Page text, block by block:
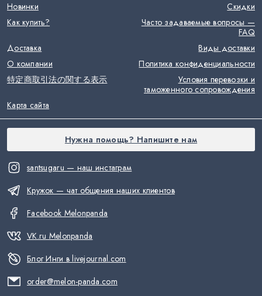
santsugaru — наш инстаграм
Кружок — чат общения наших клиентов
Facebook Melonpanda
VK.ru Melonpanda
Блог Инги в livejournal.com
order@melon-panda.com
Новинки
Скидки
Как купить?
Часто задаваемые вопросы —
FAQ
Доставка
Виды доставки
О компании
Политика конфиденциальности
特定商取引法の関する表示
Условия перевозки и
таможенного сопровождения
Карта сайта
Нужна помощь? Напишите нам